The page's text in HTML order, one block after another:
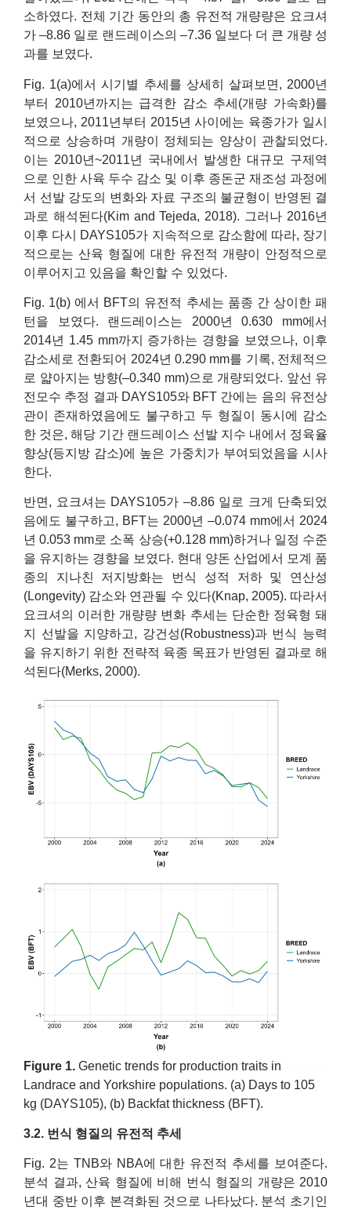
소하였다. 전체 기간 동안의 총 유전적 개량량은 요크셔
가 –8.86 일로 랜드레이스의 –7.36 일보다 더 큰 개량 성
과를 보였다.
Fig. 1(a)에서 시기별 추세를 상세히 살펴보면, 2000년
부터 2010년까지는 급격한 감소 추세(개량 가속화)를
보였으나, 2011년부터 2015년 사이에는 육종가가 일시
적으로 상승하며 개량이 정체되는 양상이 관찰되었다.
이는 2010년~2011년 국내에서 발생한 대규모 구제역
으로 인한 사육 두수 감소 및 이후 종돈군 재조성 과정에
서 선발 강도의 변화와 자료 구조의 불균형이 반영된 결
과로 해석된다(Kim and Tejeda, 2018). 그러나 2016년
이후 다시 DAYS105가 지속적으로 감소함에 따라, 장기
적으로는 산육 형질에 대한 유전적 개량이 안정적으로
이루어지고 있음을 확인할 수 있었다.
Fig. 1(b) 에서 BFT의 유전적 추세는 품종 간 상이한 패
턴을 보였다. 랜드레이스는 2000년 0.630 mm에서
2014년 1.45 mm까지 증가하는 경향을 보였으나, 이후
감소세로 전환되어 2024년 0.290 mm를 기록, 전체적으
로 얇아지는 방향(–0.340 mm)으로 개량되었다. 앞선 유
전모수 추정 결과 DAYS105와 BFT 간에는 음의 유전상
관이 존재하였음에도 불구하고 두 형질이 동시에 감소
한 것은, 해당 기간 랜드레이스 선발 지수 내에서 정육율
향상(등지방 감소)에 높은 가중치가 부여되었음을 시사
한다.
반면, 요크셔는 DAYS105가 –8.86 일로 크게 단축되었
음에도 불구하고, BFT는 2000년 –0.074 mm에서 2024
년 0.053 mm로 소폭 상승(+0.128 mm)하거나 일정 수준
을 유지하는 경향을 보였다. 현대 양돈 산업에서 모계 품
종의 지나친 저지방화는 번식 성적 저하 및 연산성
(Longevity) 감소와 연관될 수 있다(Knap, 2005). 따라서
요크셔의 이러한 개량량 변화 추세는 단순한 정육형 돼
지 선발을 지양하고, 강건성(Robustness)과 번식 능력
을 유지하기 위한 전략적 육종 목표가 반영된 결과로 해
석된다(Merks, 2000).
Figure 1. Genetic trends for production traits in
Landrace and Yorkshire populations. (a) Days to 105
kg (DAYS105), (b) Backfat thickness (BFT).
3.2. 번식 형질의 유전적 추세
Fig. 2는 TNB와 NBA에 대한 유전적 추세를 보여준다.
분석 결과, 산육 형질에 비해 번식 형질의 개량은 2010
년대 중반 이후 본격화된 것으로 나타났다. 분석 초기인